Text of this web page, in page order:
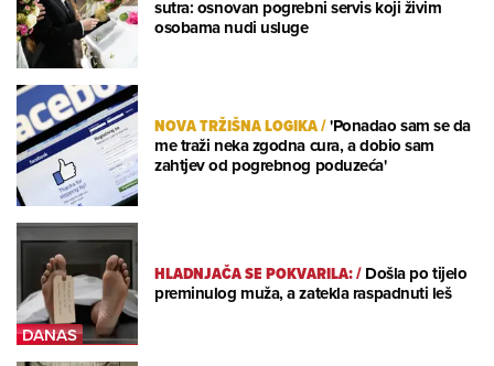
sutra: osnovan pogrebni servis koji živim
osobama nudi usluge
NOVA TRŽIŠNA LOGIKA/'Ponadao sam se da
me traži neka zgodna cura, a dobio sam
zahtjev od pogrebnog poduzeća'
HLADNJAČA SE POKVARILA:/Došla po tijelo
preminulog muža, a zatekla raspadnuti leš